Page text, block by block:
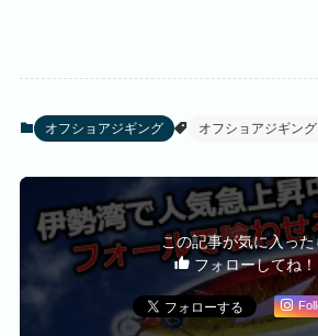
オフショアジギング オフショアジギング
この記事が気に入った
フォローしてね！